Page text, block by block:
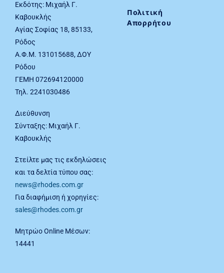
Εκδότης: Μιχαήλ Γ.
Καβουκλής
Αγίας Σοφίας 18, 85133,
Ρόδος
Α.Φ.Μ. 131015688, ΔΟΥ
Ρόδου
ΓΕΜΗ 072694120000
Τηλ. 2241030486
Διεύθυνση
Σύνταξης: Μιχαήλ Γ.
Καβουκλής
Στείλτε μας τις εκδηλώσεις
και τα δελτία τύπου σας:
news@rhodes.com.gr
Για διαφήμιση ή χορηγίες:
sales@rhodes.com.gr
Μητρώο Online Μέσων:
14441
Πολιτική
Απορρήτου